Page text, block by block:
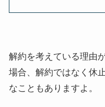
解約を考えている理由
場合、解約ではなく休
なこともありますよ。